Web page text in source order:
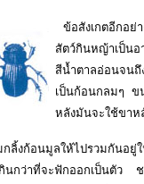
ข้อสังเกตอีกอย่
สัตว์กินหญ้าเป็นอ
สีน้ำตาลอ่อนจนถึ
เป็นก้อนกลมๆ ข
หลังมันจะใช้ขาห
ลิ้งก้อนมูลให้ไปรวมกันอ
กินกว่าที่จะฟักออกเป็นตัว